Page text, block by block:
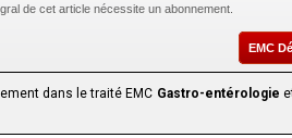
de cet article nécessite un abonnement.
EMC
dans le traité EMC Gastro-entérologie